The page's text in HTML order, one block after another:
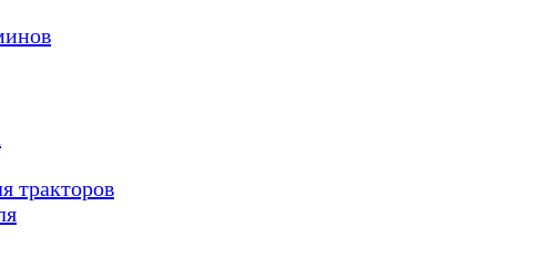
тракторов